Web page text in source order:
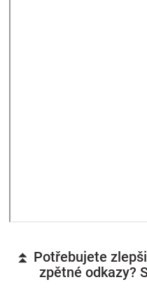
⏫ Potřebujete
zpětné odkazy?